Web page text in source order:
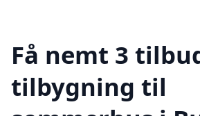
Få nemt 3
tilbygning til